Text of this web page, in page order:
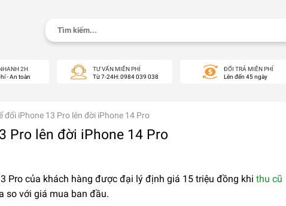
Tìm
2H
- An toàn
TƯ VẤN MIỄN PHÍ
Từ 7-24H: 0984 039 038
ĐỔI TRẢ MIỄN PHÍ
Lên đến 45 ngày
đổi iPhone 13 Pro lên đời iPhone 14 Pro
Pro lên đời iPhone 14 Pro
Pro của khách hàng được đại lý định giá 15 triệu đồng khi thu cũ
so với giá mua ban đầu.